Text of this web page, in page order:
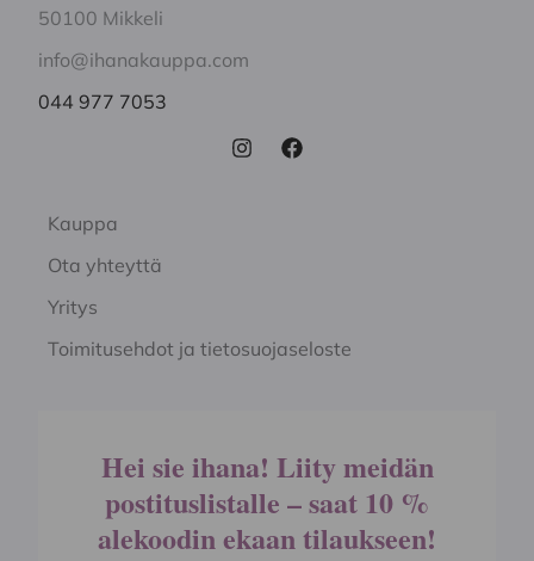
50100 Mikkeli
info@ihanakauppa.com
044 977 7053
Kauppa
Ota yhteyttä
Yritys
Toimitusehdot ja tietosuojaseloste
Hei sie ihana! Liity meidän
postituslistalle – saat 10 %
alekoodin ekaan tilaukseen!